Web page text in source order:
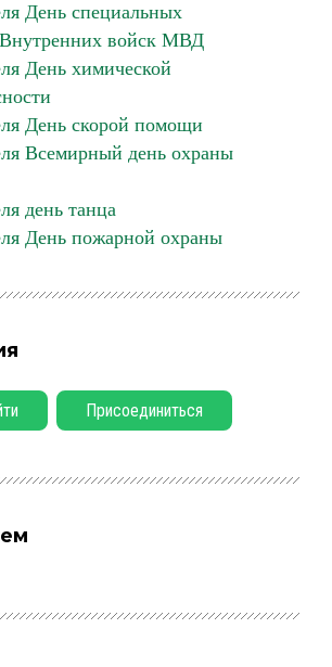
День специальных
Внутренних войск МВД
День химической
День скорой помощи
Всемирный день охраны
день танца
День пожарной охраны
Присоединиться